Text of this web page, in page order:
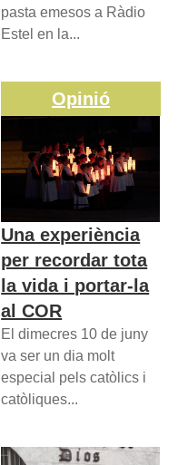
pasta emesos a Ràdio
Estel en la...
Opinió
Una experiència
per recordar tota
la vida i portar-la
al COR
El dimecres 10 de juny
va ser un dia molt
especial pels catòlics i
catòliques...